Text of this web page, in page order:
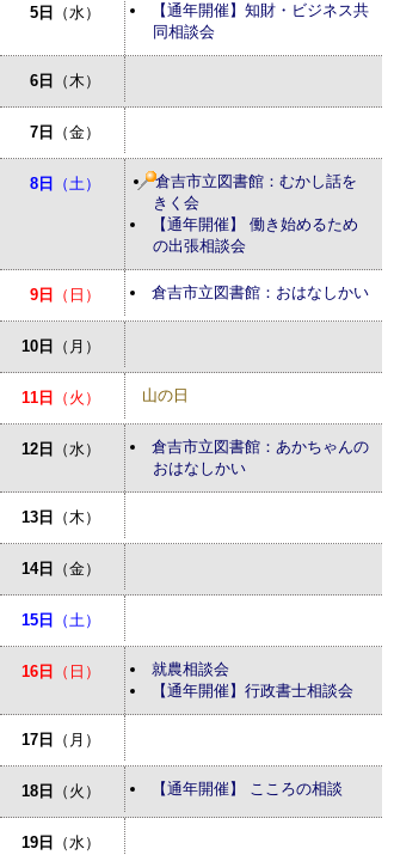
5日 （水）
【通年開催】知財・ビジネス共
同相談会
6日 （木）
7日 （金）
8日 （土）
倉吉市立図書館：むかし話を
きく会
【通年開催】 働き始めるため
の出張相談会
9日 （日） 倉吉市立図書館：おはなしかい
10日 （月）
11日 （火） 山の日
12日 （水）
倉吉市立図書館：あかちゃんの
おはなしかい
13日 （木）
14日 （金）
15日 （土）
16日 （日）
就農相談会
【通年開催】行政書士相談会
17日 （月）
18日 （火） 【通年開催】 こころの相談
19日 （水）